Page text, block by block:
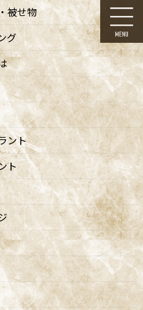
）※医療ホワイトニング item01
被せ物
グ
ント
ト